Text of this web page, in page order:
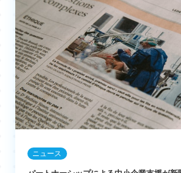
ニュース